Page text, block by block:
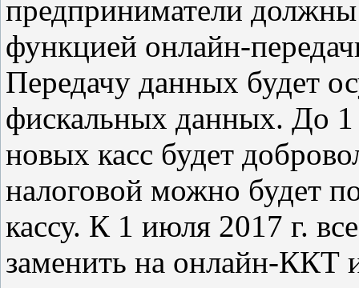
предприниматели должны
функцией онлайн-
Передачу данных будет
фискальных данных. До 1
новых касс будет
налоговой можно будет
кассу. К 1 июля 2017 г.
заменить на онлайн-ККТ